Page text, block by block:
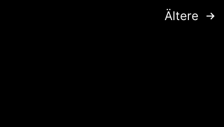
Seitennummerierung
Ältere